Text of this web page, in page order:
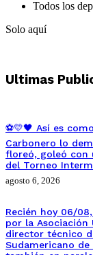
Todos los
Solo aquí
Ultimas
⚽💛🖤 Así es
Carbonero lo
floreó, goleó con
del Torneo
agosto 6, 2026
Recién hoy 06/
por la Asociación
director técnico
Sudamericano